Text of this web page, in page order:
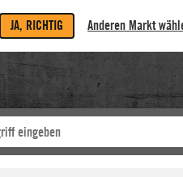
JA, RICHTIG Anderen Markt